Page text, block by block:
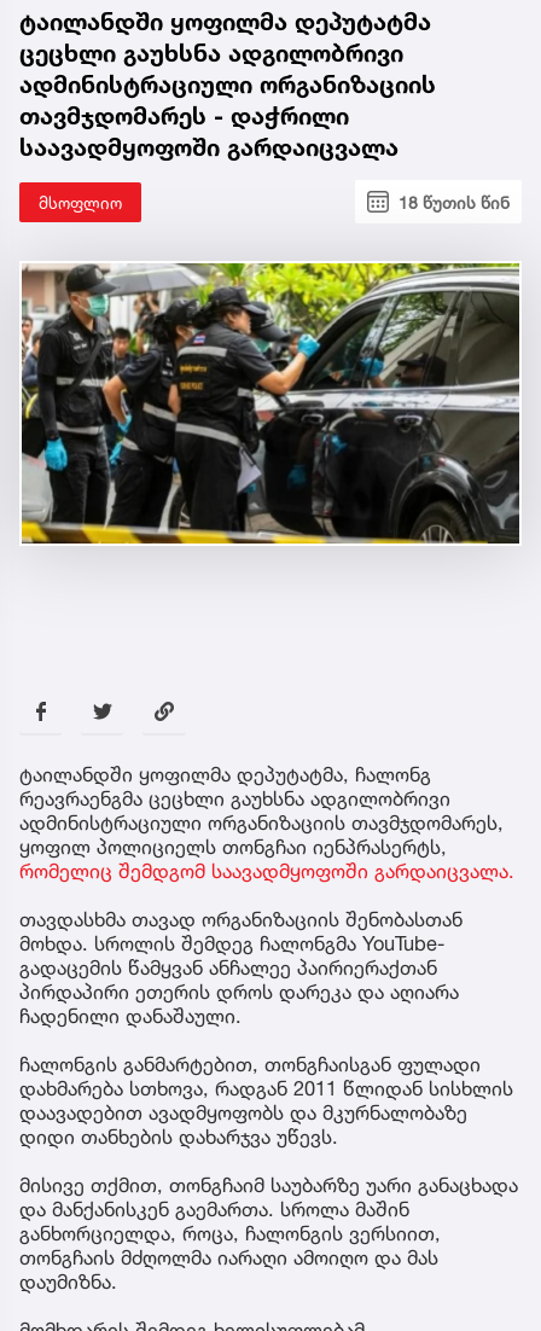
ტაილანდში ყოფილმა დეპუტატმა
ცეცხლი გაუხსნა ადგილობრივი
ადმინისტრაციული ორგანიზაციის
თავმჯდომარეს - დაჭრილი
საავადმყოფოში გარდაიცვალა
მსოფლიო 18 წუთის წინ
ტაილანდში ყოფილმა დეპუტატმა, ჩალონგ
რეავრაენგმა ცეცხლი გაუხსნა ადგილობრივი
ადმინისტრაციული ორგანიზაციის თავმჯდომარეს,
ყოფილ პოლიციელს თონგჩაი იენპრასერტს,
რომელიც შემდგომ საავადმყოფოში გარდაიცვალა.
თავდასხმა თავად ორგანიზაციის შენობასთან
მოხდა. სროლის შემდეგ ჩალონგმა YouTube-
გადაცემის წამყვან ანჩალეე პაირიერაქთან
პირდაპირი ეთერის დროს დარეკა და აღიარა
ჩადენილი დანაშაული.
ჩალონგის განმარტებით, თონგჩაისგან ფულადი
დახმარება სთხოვა, რადგან 2011 წლიდან სისხლის
დაავადებით ავადმყოფობს და მკურნალობაზე
დიდი თანხების დახარჯვა უწევს.
მისივე თქმით, თონგჩაიმ საუბარზე უარი განაცხადა
და მანქანისკენ გაემართა. სროლა მაშინ
განხორციელდა, როცა, ჩალონგის ვერსიით,
თონგჩაის მძღოლმა იარაღი ამოიღო და მას
დაუმიზნა.